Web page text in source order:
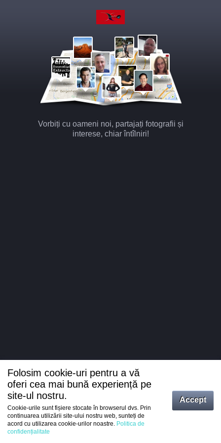
Vorbiți cu oameni noi, partajați fotografii și
interese, chiar întîlniri!
Intrați
Folosim cookie-uri pentru a vă
oferi cea mai bună experiență pe
site-ul nostru.
Cookie-urile sunt fișiere stocate în browserul dvs. Prin
continuarea utilizării site-ului nostru web, sunteți de
acord cu utilizarea cookie-urilor noastre. Politica de
confidențialitate
Accept